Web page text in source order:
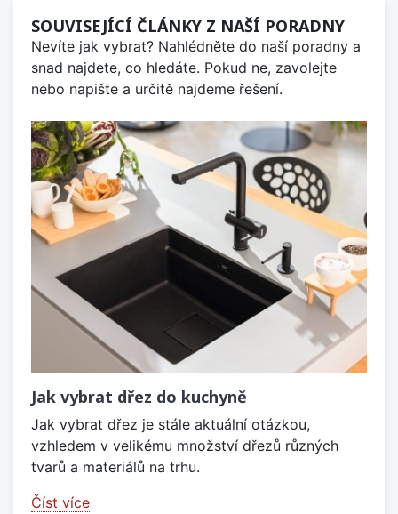
SOUVISEJÍCÍ ČLÁNKY Z NAŠÍ PORADNY
Nevíte jak vybrat? Nahlédněte do naší poradny a
snad najdete, co hledáte. Pokud ne, zavolejte
nebo napište a určitě najdeme řešení.
Jak vybrat dřez do kuchyně
Jak vybrat dřez je stále aktuální otázkou,
vzhledem v velikému množství dřezů různých
tvarů a materiálů na trhu.
Číst více